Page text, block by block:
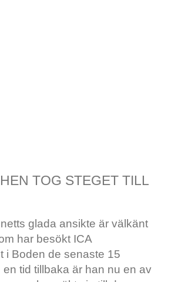
TOG STEGET TILL
glada ansikte är välkänt
har besökt ICA
i Boden de senaste 15
en tid tillbaka är han nu en av